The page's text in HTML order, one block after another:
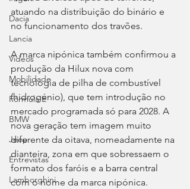
Dacia
Lancia
Videos
Mobilidade
Fórmula E
BMW
Jeep
Entrevistas
Lamborghini
atuando na distribuição do binário e
no funcionamento dos travões.
A marca nipónica também confirmou a
produção da Hilux nova com
tecnologia de pilha de combustível
(hidrogénio), que tem introdução no
mercado programada só para 2028. A
nova geração tem imagem muito
diferente da oitava, nomeadamente na
dianteira, zona em que sobressaem o
formato dos faróis e a barra central
com o nome da marca nipónica.